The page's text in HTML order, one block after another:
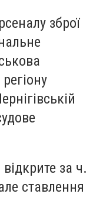
зброї
за ч.
ставлення